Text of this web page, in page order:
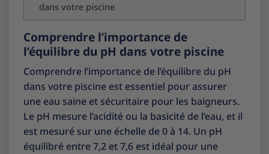
dans votre piscine
Comprendre l’importance de
l’équilibre du pH dans votre piscine
Comprendre l’importance de l’équilibre du pH
dans votre piscine est essentiel pour assurer
une eau saine et sécuritaire pour les baigneurs.
Le pH mesure l’acidité ou la basicité de l’eau, et il
est mesuré sur une échelle de 0 à 14. Un pH
équilibré entre 7,2 et 7,6 est idéal pour une